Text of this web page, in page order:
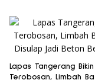
Lapas Tangerang Bikin
Terobosan, Limbah